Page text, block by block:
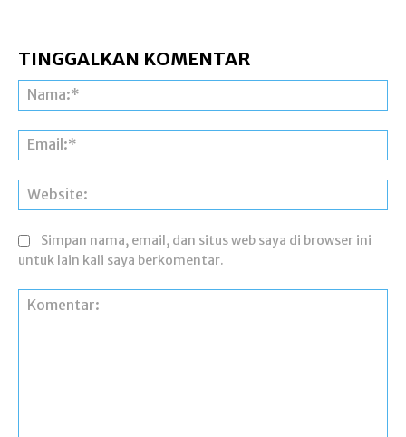
TINGGALKAN KOMENTAR
Simpan nama, email, dan situs web saya di browser ini
untuk lain kali saya berkomentar.